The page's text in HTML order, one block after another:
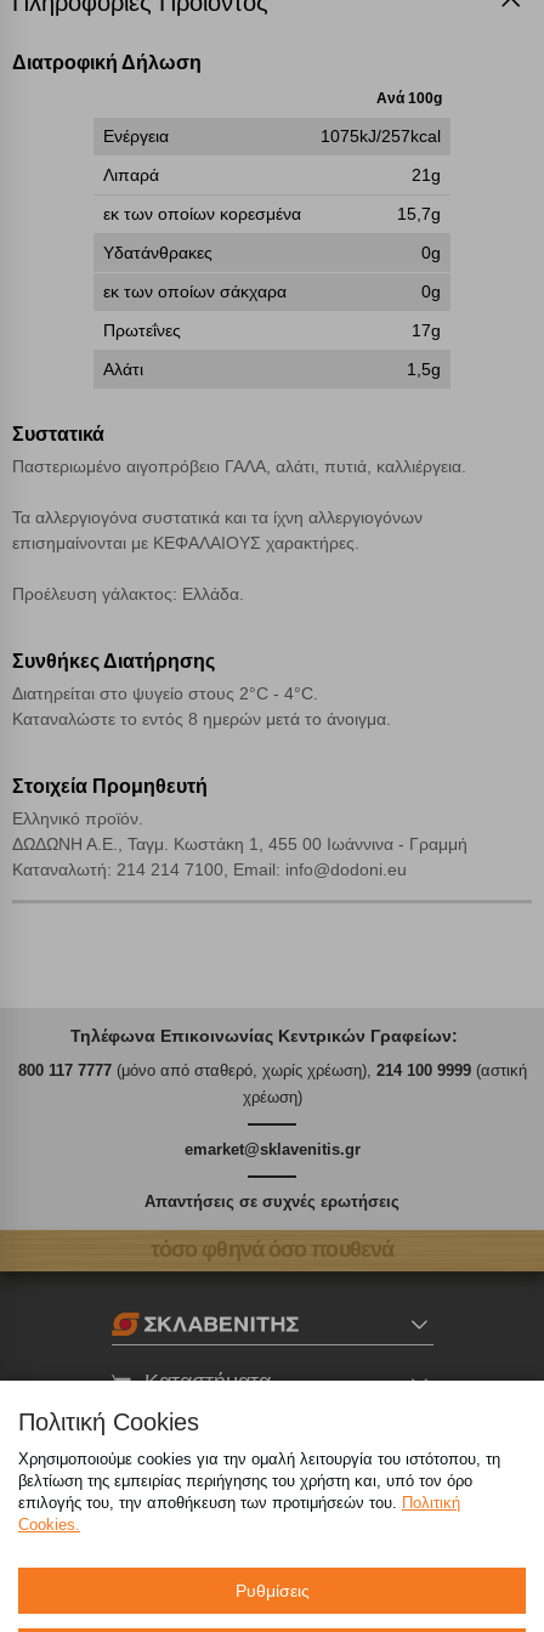
Διατροφική Δήλωση
Ανά 100g
Ενέργεια
1075kJ/257kcal
Λιπαρά
21g
εκ των οποίων κορεσμένα
15,7g
Υδατάνθρακες
0g
εκ των οποίων σάκχαρα
0g
Πρωτεΐνες
17g
Αλάτι
1,5g
Συστατικά
Παστεριωμένο αιγοπρόβειο ΓΑΛΑ, αλάτι, πυτιά, καλλιέργεια.
Τα αλλεργιογόνα συστατικά και τα ίχνη αλλεργιογόνων
επισημαίνονται με ΚΕΦΑΛΑΙΟΥΣ χαρακτήρες.
Προέλευση γάλακτος: Ελλάδα.
Συνθήκες Διατήρησης
Διατηρείται στο ψυγείο στους 2°C - 4°C.
Καταναλώστε το εντός 8 ημερών μετά το άνοιγμα.
Στοιχεία Προμηθευτή
Ελληνικό προϊόν.
ΔΩΔΩΝΗ Α.Ε., Ταγμ. Κωστάκη 1, 455 00 Ιωάννινα - Γραμμή
Καταναλωτή: 214 214 7100, Email: info@dodoni.eu
Τηλέφωνα Επικοινωνίας Κεντρικών Γραφείων:
800 117 7777(μόνο από σταθερό, χωρίς χρέωση), 214 100 9999(αστική
χρέωση)
emarket@sklavenitis.gr
Απαντήσεις σε συχνές ερωτήσεις
τόσο φθηνά όσο πουθενά
Καταστήματα
info@sklavenitis.gr
Πολιτική Cookies
Χρησιμοποιούμε cookies για την ομαλή λειτουργία του ιστότοπου, τη
βελτίωση της εμπειρίας περιήγησης του χρήστη και, υπό τον όρο
επιλογής του, την αποθήκευση των προτιμήσεών του. Πολιτική
Cookies.
Ρυθμίσεις
χρήσης των υπηρεσιών μας.
Λειτουργικά cookies
Cookies στόχευσης
Αποδοχή όλων